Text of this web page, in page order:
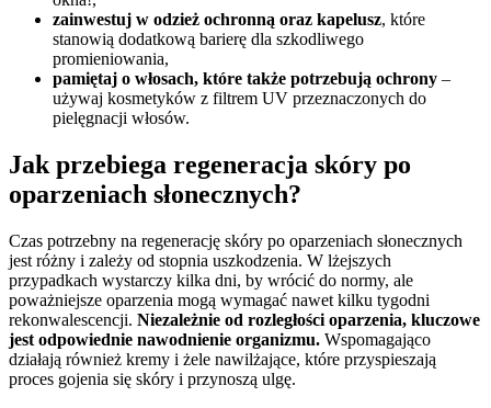
zainwestuj w odzież ochronną oraz kapelusz, które
stanowią dodatkową barierę dla szkodliwego
promieniowania,
pamiętaj o włosach, które także potrzebują ochrony –
używaj kosmetyków z filtrem UV przeznaczonych do
pielęgnacji włosów.
Jak przebiega regeneracja skóry po
oparzeniach słonecznych?
Czas potrzebny na regenerację skóry po oparzeniach słonecznych
jest różny i zależy od stopnia uszkodzenia. W lżejszych
przypadkach wystarczy kilka dni, by wrócić do normy, ale
poważniejsze oparzenia mogą wymagać nawet kilku tygodni
rekonwalescencji. Niezależnie od rozległości oparzenia, kluczowe
jest odpowiednie nawodnienie organizmu. Wspomagająco
działają również kremy i żele nawilżające, które przyspieszają
proces gojenia się skóry i przynoszą ulgę.